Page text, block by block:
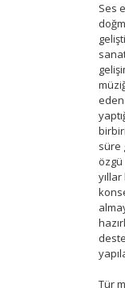
Ses
süre
özgü
Tür